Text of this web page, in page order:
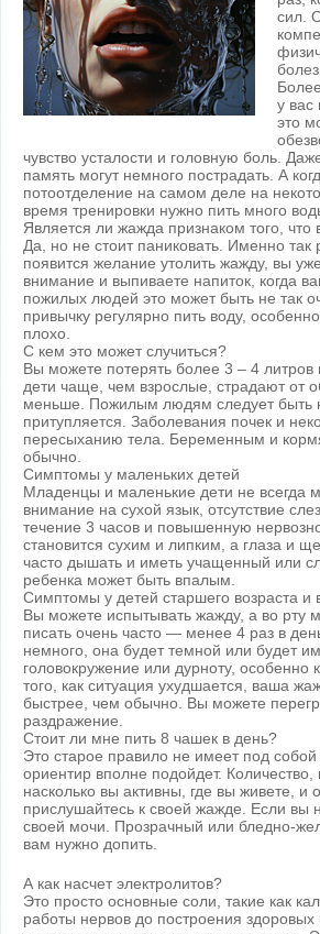
сил.
у вас
это
чувство усталости и головную боль.
память могут немного пострадать. А
потоотделение на самом деле на
время тренировки нужно пить много
Является ли жажда признаком того,
Да, но не стоит паниковать. Именно так
появится желание утолить жажду, вы
внимание и выпиваете напиток, когда
пожилых людей это может быть не так
привычку регулярно пить воду,
плохо.
С кем это может случиться?
Вы можете потерять более 3 – 4
дети чаще, чем взрослые, страдают от
меньше. Пожилым людям следует быть
притупляется. Заболевания почек и
пересыханию тела. Беременным и
обычно.
Симптомы у маленьких детей
Младенцы и маленькие дети не всегда
внимание на сухой язык, отсутствие
течение 3 часов и повышенную
становится сухим и липким, а глаза и
часто дышать и иметь учащенный или
ребенка может быть впалым.
Симптомы у детей старшего возраста и
Вы можете испытывать жажду, а во рту
писать очень часто — менее 4 раз в
немного, она будет темной или будет
головокружение или дурноту, особенно
того, как ситуация ухудшается, ваша
быстрее, чем обычно. Вы можете
раздражение.
Стоит ли мне пить 8 чашек в день?
Это старое правило не имеет под
ориентир вполне подойдет.
насколько вы активны, где вы живете, и
прислушайтесь к своей жажде. Если вы
своей мочи. Прозрачный или бледно-
вам нужно допить.
А как насчет электролитов?
Это просто основные соли, такие как
работы нервов до построения здоровых